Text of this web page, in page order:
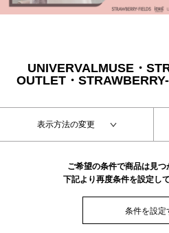
UNIVERVALMUSE・
OUTLET・
表示方法の変更
ご希望の条件で商品は見つ
下記より再度条件を設定し
条件を設定